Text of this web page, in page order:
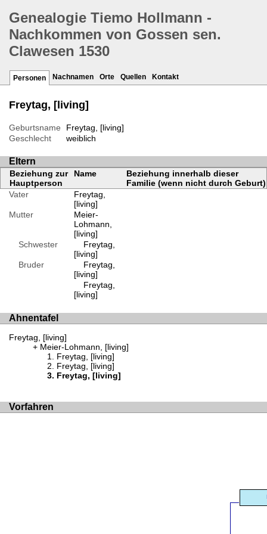
Genealogie Tiemo Hollmann -
Nachkommen von Gossen sen.
Clawesen 1530
Personen Nachnamen Orte Quellen Kontakt
Freytag, [living]
Geburtsname
Freytag, [living]
Geschlecht
weiblich
Eltern
Beziehung zur
Hauptperson
Name
Beziehung innerhalb dieser
Familie (wenn nicht durch Geburt)
Vater
Freytag,
[living]
Mutter
Meier-
Lohmann,
[living]
Schwester
Freytag,
[living]
Bruder
Freytag,
[living]
Freytag,
[living]
Ahnentafel
Freytag, [living]
Meier-Lohmann, [living]
Freytag, [living]
Freytag, [living]
Freytag, [living]
Vorfahren